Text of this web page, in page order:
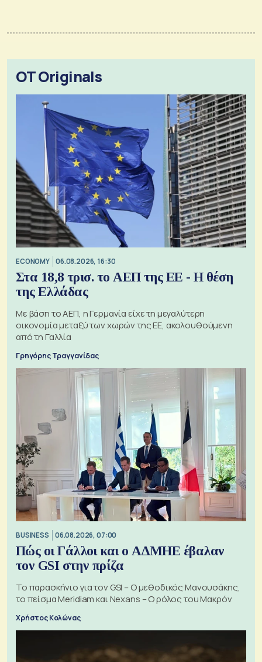
OT Originals
ECONOMY 06.08.2026, 16:30
Στα 18,8 τρισ. το ΑΕΠ της ΕΕ - Η θέση
της Ελλάδας
Με βάση το ΑΕΠ, η Γερμανία είχε τη μεγαλύτερη
οικονομία μεταξύ των χωρών της ΕΕ, ακολουθούμενη
από τη Γαλλία
Γρηγόρης Τραγγανίδας
BUSINESS 06.08.2026, 07:00
Πώς οι Γάλλοι και ο ΑΔΜΗΕ έβαλαν
τον GSI στην πρίζα
Το παρασκήνιο για τον GSI – Ο μεθοδικός Μανουσάκης,
το πείσμα Meridiam και Nexans – Ο ρόλος του Μακρόν
Χρήστος Κολώνας